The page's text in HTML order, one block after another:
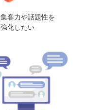
集客力や話題性を
強化したい